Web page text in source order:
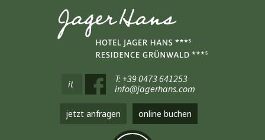
it
T: +39 0473 641253
info@jagerhans.com
jetzt anfragen online buchen